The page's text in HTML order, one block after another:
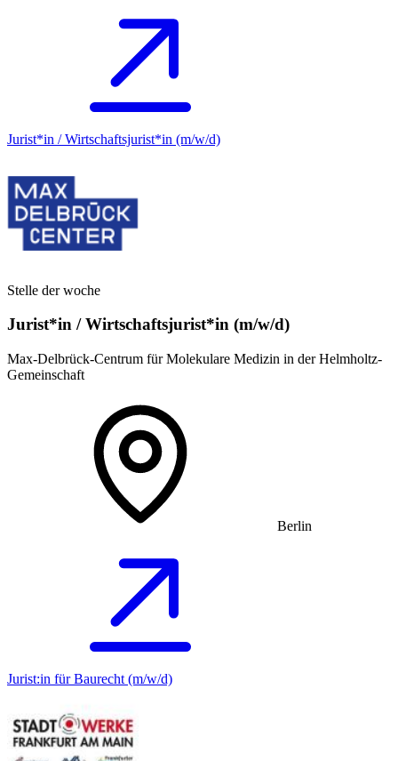
Jurist*in / Wirtschafts­jurist*in (m/w/d)
Stelle der woche
Jurist*in / Wirtschafts­jurist*in (m/w/d)
Max-Delbrück-Centrum für Molekulare Medizin in der Helmholtz-
Gemeinschaft
Berlin
Jurist:in für Baurecht (m/w/d)